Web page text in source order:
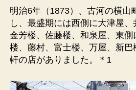
貸
座
敷
の
漆
屋。
治
明治6年（1873）、古河の横山
し、最盛期には西側に大津屋、
金芳楼、佐藤楼、和泉屋、東
楼、藤村、富士楼、万屋、新
軒の店がありました。＊1